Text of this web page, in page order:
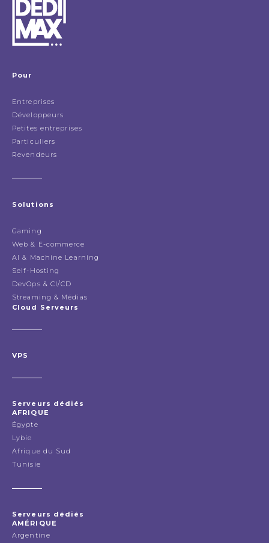
Pour
Entreprises
Développeurs
Petites entreprises
Particuliers
Revendeurs
Solutions
Gaming
Web & E-commerce
AI & Machine Learning
Self-Hosting
DevOps & CI/CD
Streaming & Médias
Cloud Serveurs
VPS
Serveurs dédiés
AFRIQUE
Égypte
Lybie
Afrique du Sud
Tunisie
Serveurs dédiés
AMÉRIQUE
Argentine